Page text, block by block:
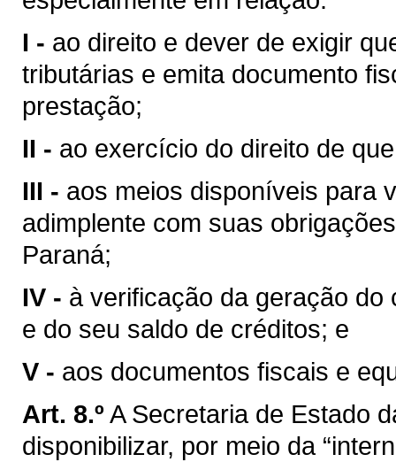
I - ao direito e dever de exigir
tributárias e emita documento
prestação;
II - ao exercício do direito de
III - aos meios disponíveis para
adimplente com suas
Paraná;
IV - à verificação da geração
e do seu saldo de créditos; e
V - aos documentos fiscais e
Art. 8.º A Secretaria de Estado
disponibilizar, por meio da